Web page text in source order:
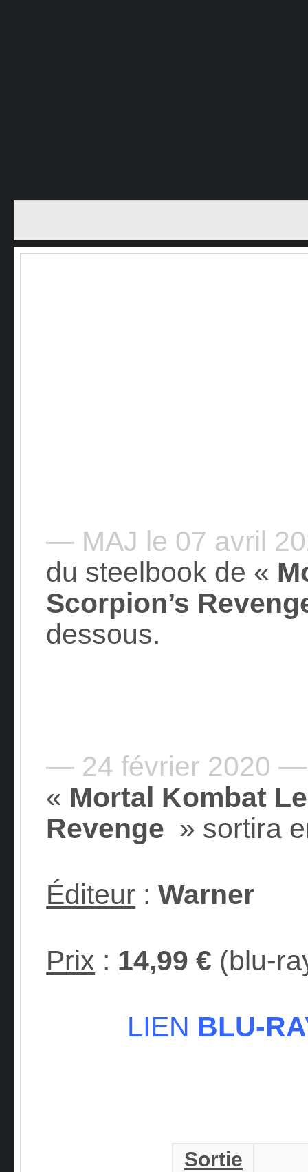
— MAJ le 07 avril
du steelbook de «
Scorpion’s
dessous.
— 24 février 2020 —
« Mortal Kombat
Revenge » sortira
Éditeur :Warner
Prix : 14,99 € (blu-
LIEN BLU-
Sortie